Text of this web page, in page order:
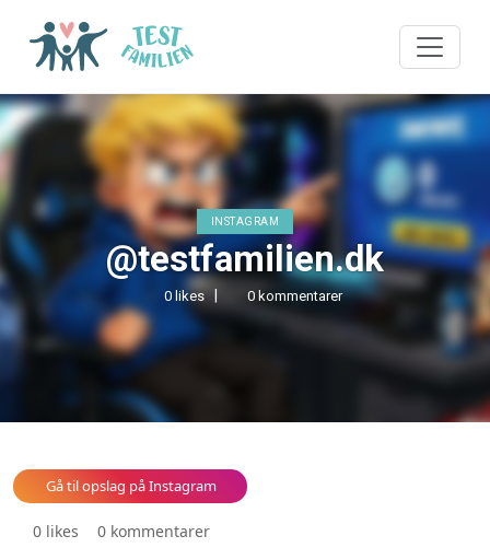
INSTAGRAM
@testfamilien.dk
0 likes 0 kommentarer
Gå til opslag på Instagram
0 likes 0 kommentarer